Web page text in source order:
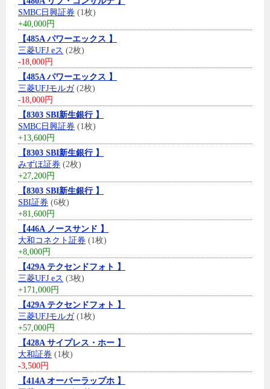
SMBC日興証券 (1枚)
+40,000円
【485A パワーエックス 】
三菱UFJ eス (2枚)
-18,000円
【485A パワーエックス 】
三菱UFJモルガ(2枚)
-18,000円
【8303 SBI新生銀行 】
SMBC日興証券 (1枚)
+13,600円
【8303 SBI新生銀行 】
みずほ証券 (2枚)
+27,200円
【8303 SBI新生銀行 】
SBI証券 (6枚)
+81,600円
【446A ノースサンド 】
大和コネクト証券 (1枚)
+8,000円
【429A テクセンドフォト 】
三菱UFJ eス (3枚)
+171,000円
【429A テクセンドフォト 】
三菱UFJモルガ(1枚)
+57,000円
【428A サイプレス・ホー 】
大和証券 (1枚)
-3,500円
【414A オーバーラップホ 】